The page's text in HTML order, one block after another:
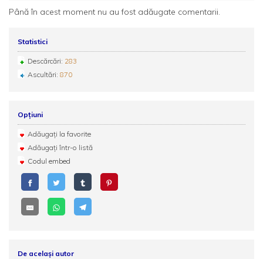
Până în acest moment nu au fost adăugate comentarii.
Statistici
Descărcări: 283
Ascultări: 870
Opțiuni
Adăugați la favorite
Adăugați într-o listă
Codul embed
De același autor